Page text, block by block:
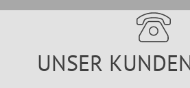
UNSER